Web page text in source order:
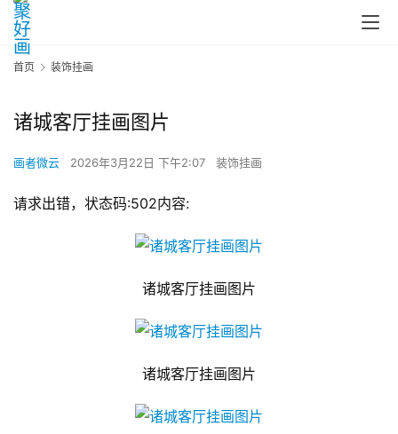
首页 装饰挂画
诸城客厅挂画图片
画者微云 2026年3月22日 下午2:07 装饰挂画
请求出错，状态码:502内容:
诸城客厅挂画图片
诸城客厅挂画图片